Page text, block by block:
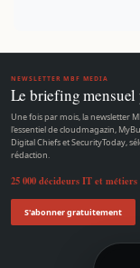
NEWSLETTER MBF MEDIA
Le briefing
Une fois par mois, la newsletter
l'essentiel de cloudmagazin,
Digital Chiefs et SecurityToday,
rédaction.
25 000 décideurs IT et métiers
S'abonner gratuitement